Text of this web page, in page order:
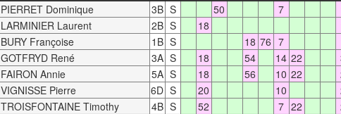
PIERRET Dominique 3B S 50 7
LARMINIER Laurent 2B S 18
BURY Françoise 1B S 18 76 7
GOTFRYD René 3A S 18 54 14 22
FAIRON Annie 5A S 18 56 10 22
VIGNISSE Pierre 6D S 20 10
TROISFONTAINE Timothy 4B S 52 7 22